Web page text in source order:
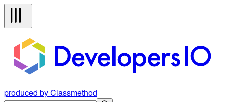
produced by Classmethod